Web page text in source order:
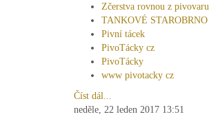
Zčerstva rovnou z pivovaru
TANKOVÉ STAROBRNO
Pivní tácek
PivoTácky cz
PivoTácky
www pivotacky cz
Číst dál...
neděle, 22 leden 2017 13:51